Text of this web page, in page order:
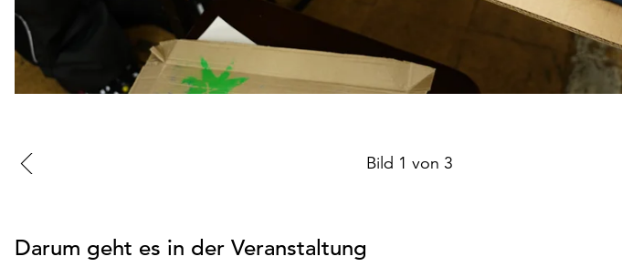
Bild 1 von 3
Darum geht es in der Veranstaltung